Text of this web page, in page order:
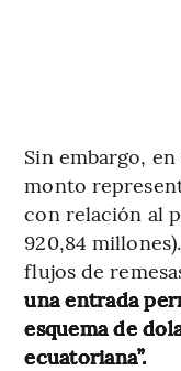
Sin embargo,
monto
con relación al
920,84
flujos de
una entrada
esquema de
ecuatoriana”.